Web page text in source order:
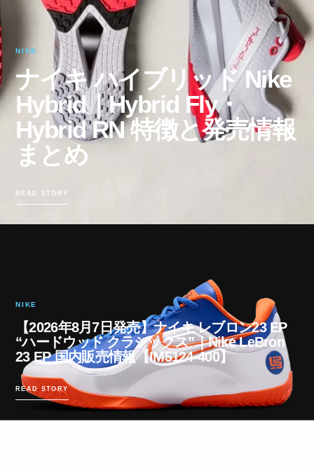
NIKE
ナイキ ハイブリッド Nike
Hybrid｜Hybrid Fly・
Hybrid RN 特徴と発売情報
まとめ
READ STORY
NIKE
【2026年8月7日発売】ナイキ レブロン23 EP
“ハードウッド クラシックス”｜Nike LeBron
23 EP 国内販売情報【IM5124-400】
READ STORY